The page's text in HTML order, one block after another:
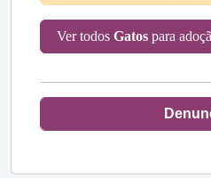
Ver todos Gatospara